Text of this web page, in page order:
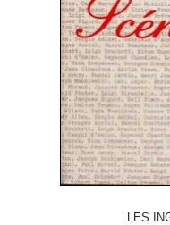
LES